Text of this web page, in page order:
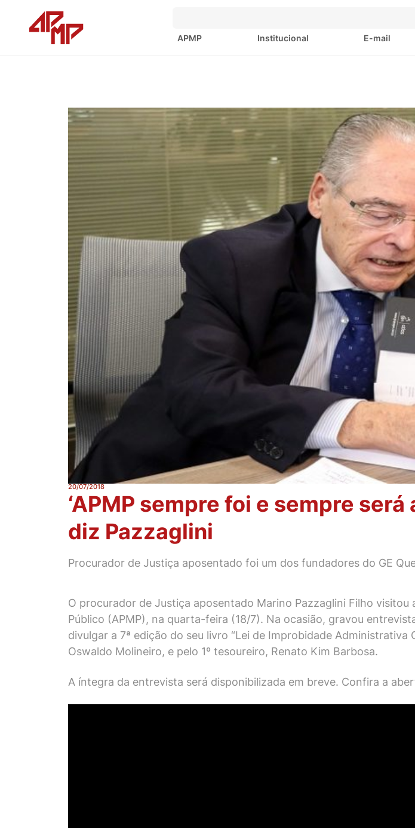
APMP
Institucional E-mail
20/07/2018
‘APMP sempre foi e sempre
diz Pazzaglini
Procurador de Justiça aposentado foi um dos fundadores do GE
O procurador de Justiça aposentado Marino Pazzaglini Filho visitou
Público (APMP), na quarta-feira (18/7). Na ocasião, gravou
divulgar a 7ª edição do seu livro “Lei de Improbidade
Oswaldo Molineiro, e pelo 1º tesoureiro, Renato Kim Barbosa.
A íntegra da entrevista será disponibilizada em breve. Confira a